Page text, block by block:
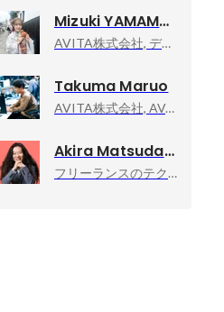
Mizuki YAMAMOTO
AVITA株式会社, デザイン局 デザイナー・動画クリエイター・モーションアクター
Takuma Maruo
AVITA株式会社, AVACOM開発部 部長
Akira Matsuda
フリーランスのテクニカルアドバイザー業, 技術顧問